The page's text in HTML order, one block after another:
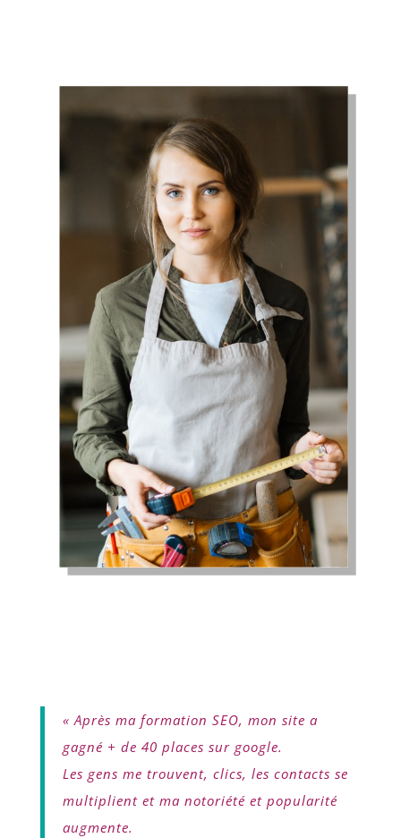
« Après ma formation SEO, mon site a
gagné + de 40 places sur google.
Les gens me trouvent, clics, les contacts se
multiplient et ma notoriété et popularité
augmente.